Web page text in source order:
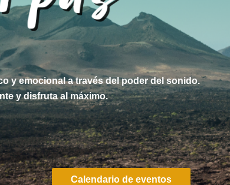
y emocional a través del poder del sonido.
y disfruta al máximo.
Calendario de eventos